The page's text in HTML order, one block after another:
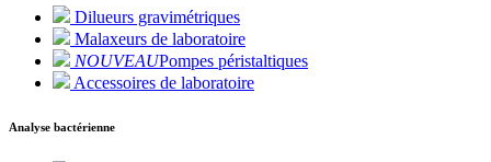
Dilueurs gravimétriques
Malaxeurs de laboratoire
NOUVEAUPompes péristaltiques
Accessoires de laboratoire
Analyse bactérienne